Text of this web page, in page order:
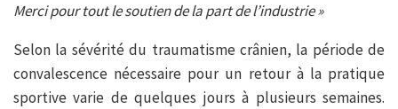
Merci pour tout le soutien de la part de l’industrie »
Selon la sévérité du traumatisme crânien, la période de
convalescence nécessaire pour un retour à la pratique
sportive varie de quelques jours à plusieurs semaines.